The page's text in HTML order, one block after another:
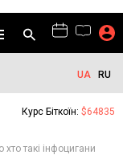
UA RU
Курс Біткоїн: $64835
такі інфоцигани